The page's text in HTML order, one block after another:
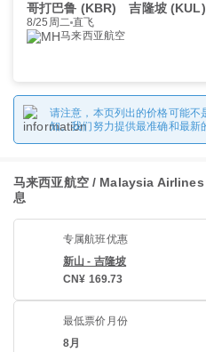
哥打巴鲁 (KBR) 吉隆坡 (KUL)
8/25周二 直飞
马来西亚航空
请注意，本页列出的价格可能不
知。我们努力提供最准确和最新
马来西亚航空 / Malaysia Airlines
息
专属航班优惠
新山 - 吉隆坡
CN¥ 169.73
最低票价月份
8月